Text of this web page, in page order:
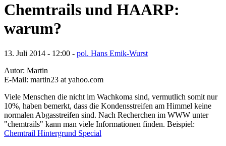
Chemtrails und HAARP:
warum?
13. Juli 2014 - 12:00 - pol. Hans Emik-Wurst
Autor: Martin
E-Mail: martin23 at yahoo.com
Viele Menschen die nicht im Wachkoma sind, vermutlich somit nur
10%, haben bemerkt, dass die Kondensstreifen am Himmel keine
normalen Abgasstreifen sind. Nach Recherchen im WWW unter
"chemtrails" kann man viele Informationen finden. Beispiel:
Chemtrail Hintergrund Special